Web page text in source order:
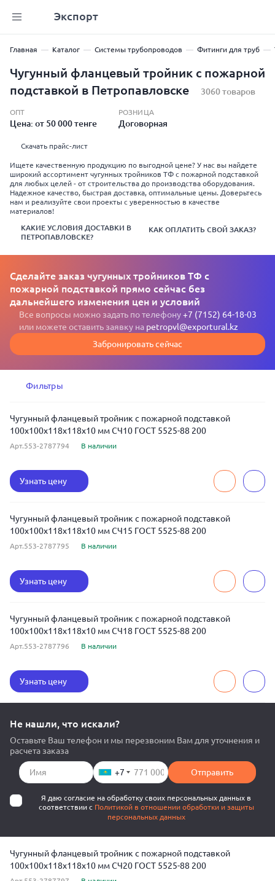
Экспорт
Главная Каталог Системы трубопроводов Фитинги для труб
Чугунный фланцевый тройник с пожарной
подставкой в Петропавловске
3060 товаров
ОПТ
Цена: от 50 000 тенге
РОЗНИЦА
Договорная
Скачать прайс-лист
Ищете качественную продукцию по выгодной цене? У нас вы найдете
широкий ассортимент чугунных тройников ТФ с пожарной подставкой
для любых целей - от строительства до производства оборудования.
Надежное качество, быстрая доставка, оптимальные цены. Доверьтесь
нам и реализуйте свои проекты с уверенностью в качестве
материалов!
КАКИЕ УСЛОВИЯ ДОСТАВКИ В
ПЕТРОПАВЛОВСКЕ?
КАК ОПЛАТИТЬ СВОЙ ЗАКАЗ?
Сделайте заказ чугунных тройников ТФ с
пожарной подставкой прямо сейчас без
дальнейшего изменения цен и условий
Все вопросы можно задать по телефону+7 (7152) 64-18-03
или можете оставить заявку на petropvl@exportural.kz
Забронировать сейчас
Фильтры
Чугунный фланцевый тройник с пожарной подставкой
100x100x118x118x10 мм СЧ10 ГОСТ 5525-88 200
Арт.553-2787794 В наличии
Узнать цену
Чугунный фланцевый тройник с пожарной подставкой
100x100x118x118x10 мм СЧ15 ГОСТ 5525-88 200
Арт.553-2787795 В наличии
Узнать цену
Чугунный фланцевый тройник с пожарной подставкой
100x100x118x118x10 мм СЧ18 ГОСТ 5525-88 200
Арт.553-2787796 В наличии
Узнать цену
Не нашли, что искали?
Оставьте Ваш телефон и мы перезвоним Вам для уточнения и
расчета заказа
+7 Отправить
Я даю согласие на обработку своих персональных данных в
соответствии с Политикой в отношении обработки и защиты
персональных данных
Чугунный фланцевый тройник с пожарной подставкой
100x100x118x118x10 мм СЧ20 ГОСТ 5525-88 200